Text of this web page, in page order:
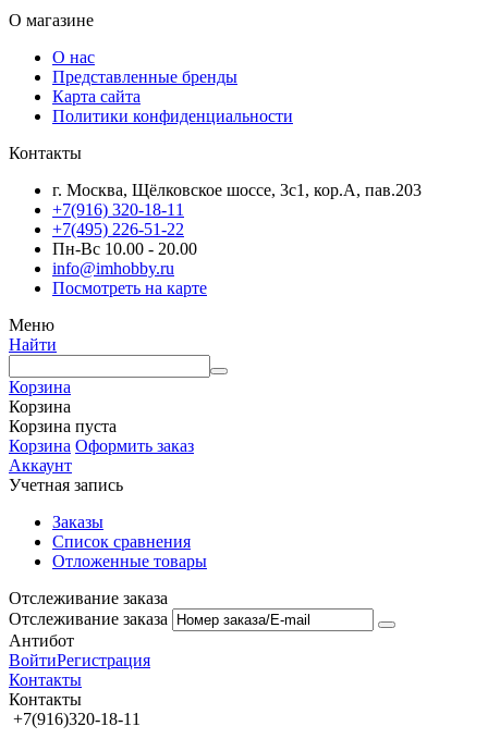
О магазине
О нас
Представленные бренды
Карта сайта
Политики конфиденциальности
Контакты
г. Москва, Щёлковское шоссе, 3с1, кор.А, пав.203
+7(916) 320-18-11
+7(495) 226-51-22
Пн-Вс 10.00 - 20.00
info@imhobby.ru
Посмотреть на карте
Меню
Найти
Корзина
Корзина
Корзина пуста
Корзина Оформить заказ
Аккаунт
Учетная запись
Заказы
Список сравнения
Отложенные товары
Отслеживание заказа
Отслеживание заказа
Антибот
ВойтиРегистрация
Контакты
Контакты
+7(916)320-18-11